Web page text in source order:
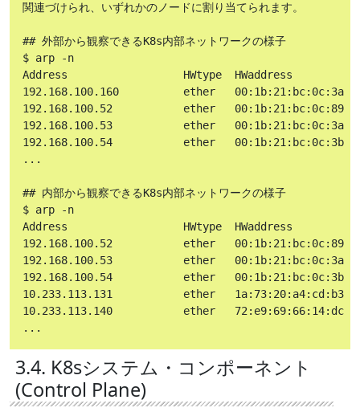
関連づけられ、いずれかのノードに割り当てられます。
## 外部から観察できるK8s内部ネットワークの様子
$ arp -n
Address                  HWtype  HWaddress
192.168.100.160          ether
192.168.100.52           ether
192.168.100.53           ether
192.168.100.54           ether
...
## 内部から観察できるK8s内部ネットワークの様子
$ arp -n
Address                  HWtype  HWaddress
192.168.100.52           ether
192.168.100.53           ether
192.168.100.54           ether
10.233.113.131           ether
10.233.113.140           ether
...
3.4. K8sシステム・コンポーネント
(Control Plane)